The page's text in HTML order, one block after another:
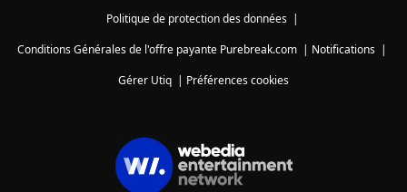
Politique de protection des données|
Conditions Générales de l'offre payante Purebreak.com | Notifications |
Gérer Utiq | Préférences cookies